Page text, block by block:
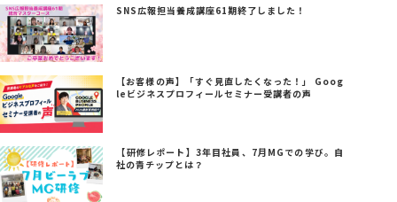
SNS広報担当養成講座61期終了しました！
【お客様の声】「すぐ見直したくなった！」 Goog
leビジネスプロフィールセミナー受講者の声
【研修レポート】3年目社員、7月MGでの学び。自
社の青チップとは？